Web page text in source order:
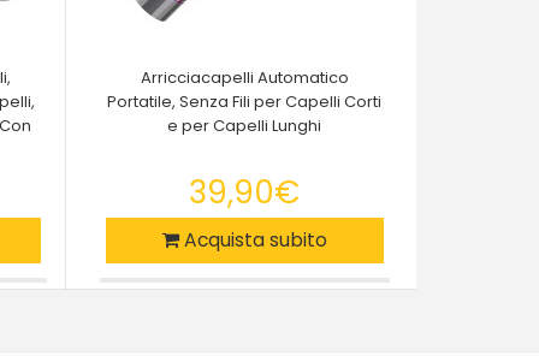
Arricciacapelli Automatico
Portatile, Senza Fili per Capelli Corti
e per Capelli Lunghi
39,90€
Acquista subito